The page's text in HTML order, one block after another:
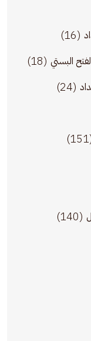
(16)
البستي (18)
(24)
(140)